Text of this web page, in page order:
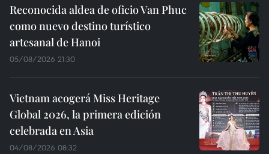
Reconocida aldea de oficio Van Phuc
como nuevo destino turístico
artesanal de Hanoi
05/08/2026 21:30
Vietnam acogerá Miss Heritage
Global 2026, la primera edición
celebrada en Asia
04/08/2026 08:32